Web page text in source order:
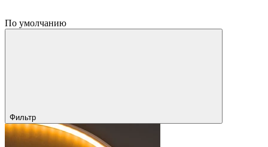
По умолчанию
Фильтр